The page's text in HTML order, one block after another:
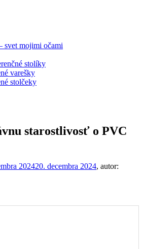
svet mojimi očami
stolíky
varešky
stolčeky
starostlivosť o PVC
202420. decembra 2024, autor: